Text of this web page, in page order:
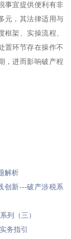
事宜提供便利有非
元，其法律适用与
架、实操流程、
置环节存在操作不
，进而影响破产程
解析
创新---破产涉税系
列（三）
务指引